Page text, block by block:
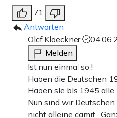
71
Antworten
Olaf.Kloeckner
Melden
Ist nun einmal so !
Haben die Deutschen
Haben sie bis 1945 alle
Nun sind wir Deutschen
nicht alleine damit .